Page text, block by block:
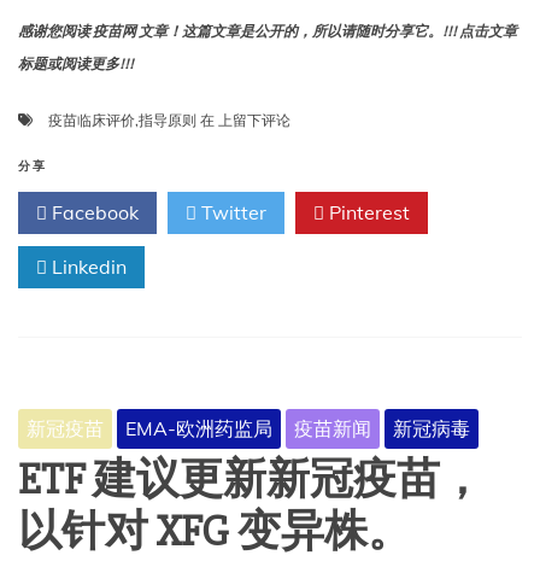
感谢您阅读 疫苗网 文章！这篇文章是公开的，所以请随时分享它。!!! 点击文章
标题或阅读更多!!!
疫苗临床评价,指导原则 在 疫
床
评
价
上留下评论
分享
Facebook Twitter Pinterest
Linkedin
新冠疫苗 EMA-欧洲药监局 疫苗新闻 新冠病毒
ETF 建议更新新冠疫苗，
以针对 XFG 变异株。